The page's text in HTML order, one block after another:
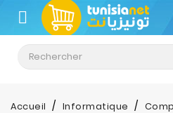
CATÉGORIE
Climatisation
Informatique
Accueil Informatique